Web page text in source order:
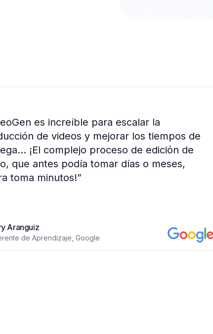
es increíble para escalar la
de videos y mejorar los tiempos de
¡El complejo proceso de edición de
que antes podía tomar días o meses,
toma minutos!”
Aranguiz
de Aprendizaje, Google